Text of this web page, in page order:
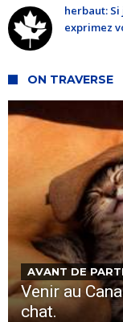
herbaut:
exprimez
ON TRAVERSE
AVANT DE
Venir au
chat.